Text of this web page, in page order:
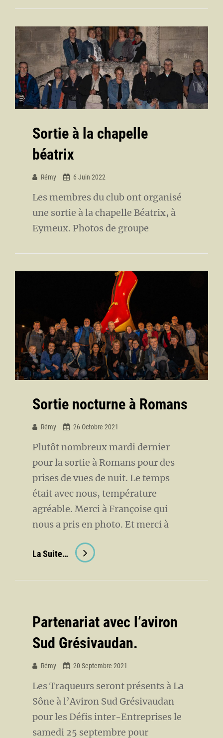
Sortie à la chapelle
béatrix
Rémy 6 Juin 2022
Les membres du club ont organisé
une sortie à la chapelle Béatrix, à
Eymeux. Photos de groupe
Sortie nocturne à Romans
Rémy 26 Octobre 2021
Plutôt nombreux mardi dernier
pour la sortie à Romans pour des
prises de vues de nuit. Le temps
était avec nous, température
agréable. Merci à Françoise qui
nous a pris en photo. Et merci à
La Suite… Sortie
Nocturne
À
Partenariat avec l’aviron
Sud Grésivaudan.
Rémy 20 Septembre 2021
Les Traqueurs seront présents à La
Sône à l’Aviron Sud Grésivaudan
pour les Défis inter-Entreprises le
samedi 25 septembre pour